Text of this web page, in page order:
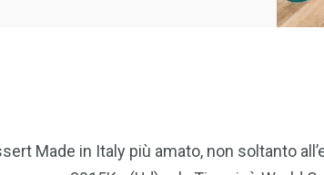
Made in Italy più amato, non soltanto